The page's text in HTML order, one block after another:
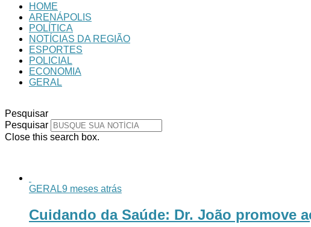
HOME
ARENÁPOLIS
POLÍTICA
NOTÍCIAS DA REGIÃO
ESPORTES
POLICIAL
ECONOMIA
GERAL
Pesquisar
Pesquisar
Close this search box.
GERAL9 meses atrás
Cuidando da Saúde: Dr. João promove